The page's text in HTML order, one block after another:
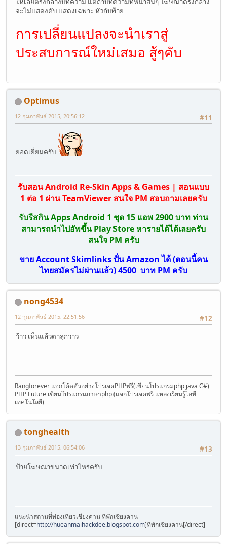
จะไม่แสดงคับ แสดงเฉพาะ หัวกับท้าย
การเปลี่ยนแปลงจะนำเราสู่
ประสบการณ์ใหม่เสมอ สู้ๆคับ
Optimus
#11
12 กุมภาพันธ์ 2015, 20:56:12
ยอดเยี่ยมครับ
รับสอน Android Re-Skin Apps & Games | สอนแบบ
1 ต่อ 1 ผ่าน TeamViewer สนใจ PM สอบถามเลยครับ
รับรีสกิน Apps Android 1 ชุด 15 แอพ 2900 บาท ท่าน
สามารถนำไปอัพขึ้น Play Store หารายได้ได้เลยครับ
สนใจ PM ครับ
ขาย Account Skimlinks ปั่น Amazon ได้ (ตอนนี้คน
ไทยสมัครไม่ผ่านแล้ว) 4500 บาท PM ครับ
nong4534
#12
12 กุมภาพันธ์ 2015, 22:51:56
ว้าว เห็นแล้วตาลุกวาว
Rangforever แจกโค้ดตัวอย่างโปรเจคPHPฟรี(เขียนโปรแกรมphp java C#)
PHP Future เขียนโปรแกรมภาษาphp (แจกโปรเจคฟรี แหล่งเรียนรู้ไอที
เทคโนโลยี)
tonghealth
#13
13 กุมภาพันธ์ 2015, 06:54:06
ป้ายโฆษณาขนาดเท่าไหร่ครับ
แนะนำสถานที่ท่องเที่ยวเชียงคาน ที่พักเชียงคาน
[direct=http://hueanmaihackdee.blogspot.com]ที่พักเชียงคาน[/direct]